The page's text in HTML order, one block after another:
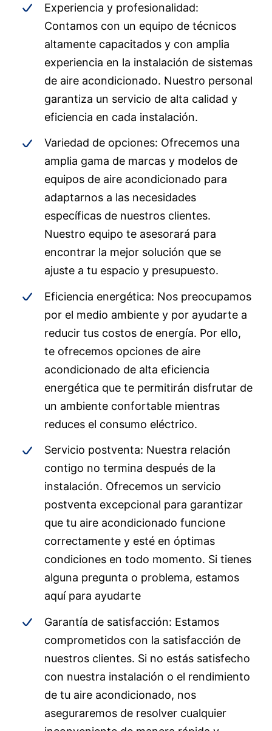
Experiencia y profesionalidad:
Contamos con un equipo de técnicos
altamente capacitados y con amplia
experiencia en la instalación de sistemas
de aire acondicionado. Nuestro personal
garantiza un servicio de alta calidad y
eficiencia en cada instalación.
Variedad de opciones: Ofrecemos una
amplia gama de marcas y modelos de
equipos de aire acondicionado para
adaptarnos a las necesidades
específicas de nuestros clientes.
Nuestro equipo te asesorará para
encontrar la mejor solución que se
ajuste a tu espacio y presupuesto.
Eficiencia energética: Nos preocupamos
por el medio ambiente y por ayudarte a
reducir tus costos de energía. Por ello,
te ofrecemos opciones de aire
acondicionado de alta eficiencia
energética que te permitirán disfrutar de
un ambiente confortable mientras
reduces el consumo eléctrico.
Servicio postventa: Nuestra relación
contigo no termina después de la
instalación. Ofrecemos un servicio
postventa excepcional para garantizar
que tu aire acondicionado funcione
correctamente y esté en óptimas
condiciones en todo momento. Si tienes
alguna pregunta o problema, estamos
aquí para ayudarte
Garantía de satisfacción: Estamos
comprometidos con la satisfacción de
nuestros clientes. Si no estás satisfecho
con nuestra instalación o el rendimiento
de tu aire acondicionado, nos
aseguraremos de resolver cualquier